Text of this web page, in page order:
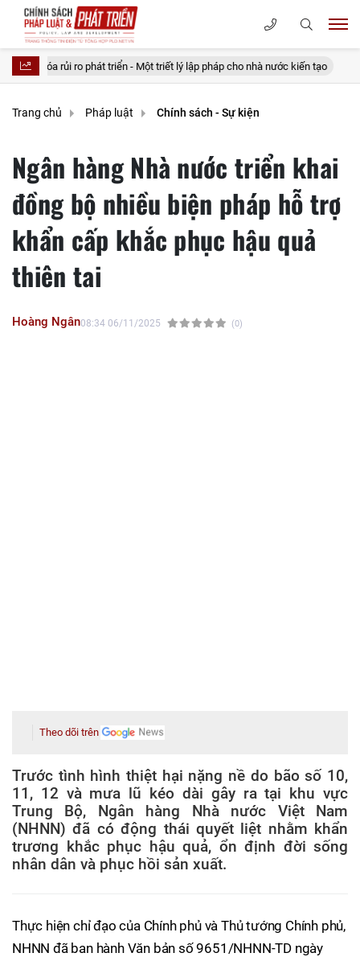
triển - Một triết lý lập pháp cho nhà nước kiến tạo 20 điều tưởng
Trang chủ Pháp luật Chính sách - Sự kiện
Ngân hàng Nhà nước triển khai
đồng bộ nhiều biện pháp hỗ trợ
khẩn cấp khắc phục hậu quả
thiên tai
Hoàng Ngân08:34 06/11/2025 (0)
Theo dõi trên
Trước tình hình thiệt hại nặng nề do bão số 10,
11, 12 và mưa lũ kéo dài gây ra tại khu vực
Trung Bộ, Ngân hàng Nhà nước Việt Nam
(NHNN) đã có động thái quyết liệt nhằm khẩn
trương khắc phục hậu quả, ổn định đời sống
nhân dân và phục hồi sản xuất.
Thực hiện chỉ đạo của Chính phủ và Thủ tướng Chính phủ,
NHNN đã ban hành Văn bản số 9651/NHNN-TD ngày